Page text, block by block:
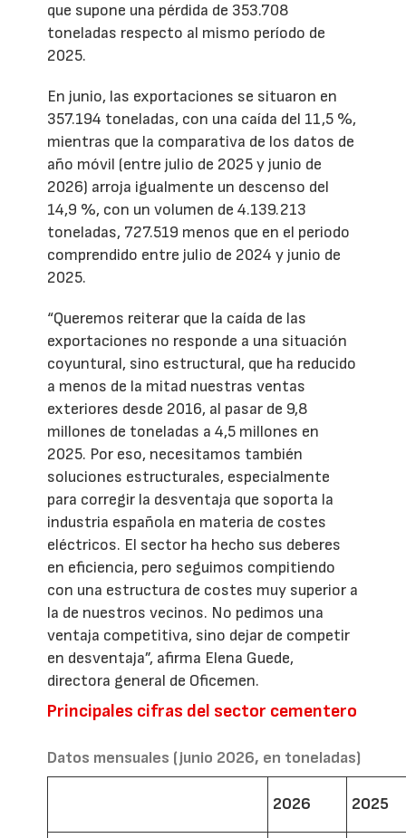
que supone una pérdida de 353.708
toneladas respecto al mismo período de
2025.
En junio, las exportaciones se situaron en
357.194 toneladas, con una caída del 11,5 %,
mientras que la comparativa de los datos de
año móvil (entre julio de 2025 y junio de
2026) arroja igualmente un descenso del
14,9 %, con un volumen de 4.139.213
toneladas, 727.519 menos que en el periodo
comprendido entre julio de 2024 y junio de
2025.
“Queremos reiterar que la caída de las
exportaciones no responde a una situación
coyuntural, sino estructural, que ha reducido
a menos de la mitad nuestras ventas
exteriores desde 2016, al pasar de 9,8
millones de toneladas a 4,5 millones en
2025. Por eso, necesitamos también
soluciones estructurales, especialmente
para corregir la desventaja que soporta la
industria española en materia de costes
eléctricos. El sector ha hecho sus deberes
en eficiencia, pero seguimos compitiendo
con una estructura de costes muy superior a
la de nuestros vecinos. No pedimos una
ventaja competitiva, sino dejar de competir
en desventaja”, afirma Elena Guede,
directora general de Oficemen.
Principales cifras del sector cementero
Datos mensuales (junio 2026, en toneladas)
2026 2025